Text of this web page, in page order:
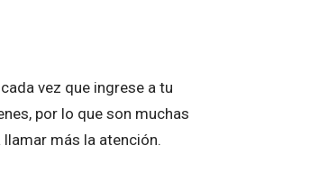
vez que ingrese a tu
por lo que son muchas
más la atención.